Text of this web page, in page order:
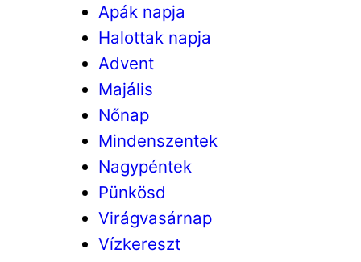
Apák napja
Halottak napja
Advent
Majális
Nőnap
Mindenszentek
Nagypéntek
Pünkösd
Virágvasárnap
Vízkereszt